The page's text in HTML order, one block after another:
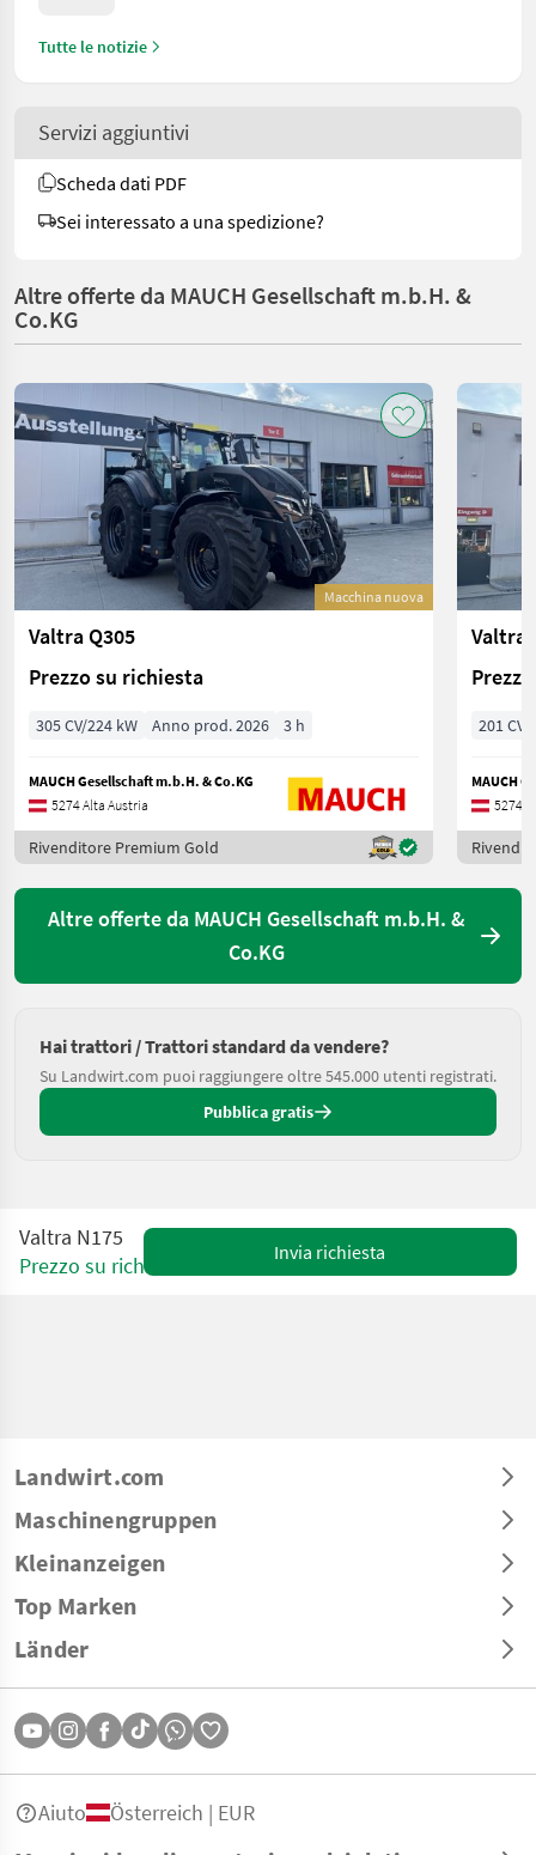
Tutte le notizie
Servizi aggiuntivi
Scheda dati PDF
Sei interessato a una spedizione?
Altre offerte da MAUCH Gesellschaft m.b.H. &
Co.KG
Macchina nuova
Valtra Q305
Prezzo su richiesta
305 CV/224 kW Anno prod. 2026 3 h
MAUCH Gesellschaft m.b.H. & Co.KG
5274 Alta Austria
Rivenditore Premium Gold
Valtra
201 CV/
MAUCH
5274
Altre offerte da MAUCH Gesellschaft m.b.H. &
Co.KG
Hai trattori / Trattori standard da vendere?
Su Landwirt.com puoi raggiungere oltre 545.000 utenti registrati.
Pubblica gratis
Valtra N175
Prezzo su richiesta
Invia richiesta
Landwirt.com
Maschinengruppen
Kleinanzeigen
Top Marken
Länder
Aiuto Österreich | EUR